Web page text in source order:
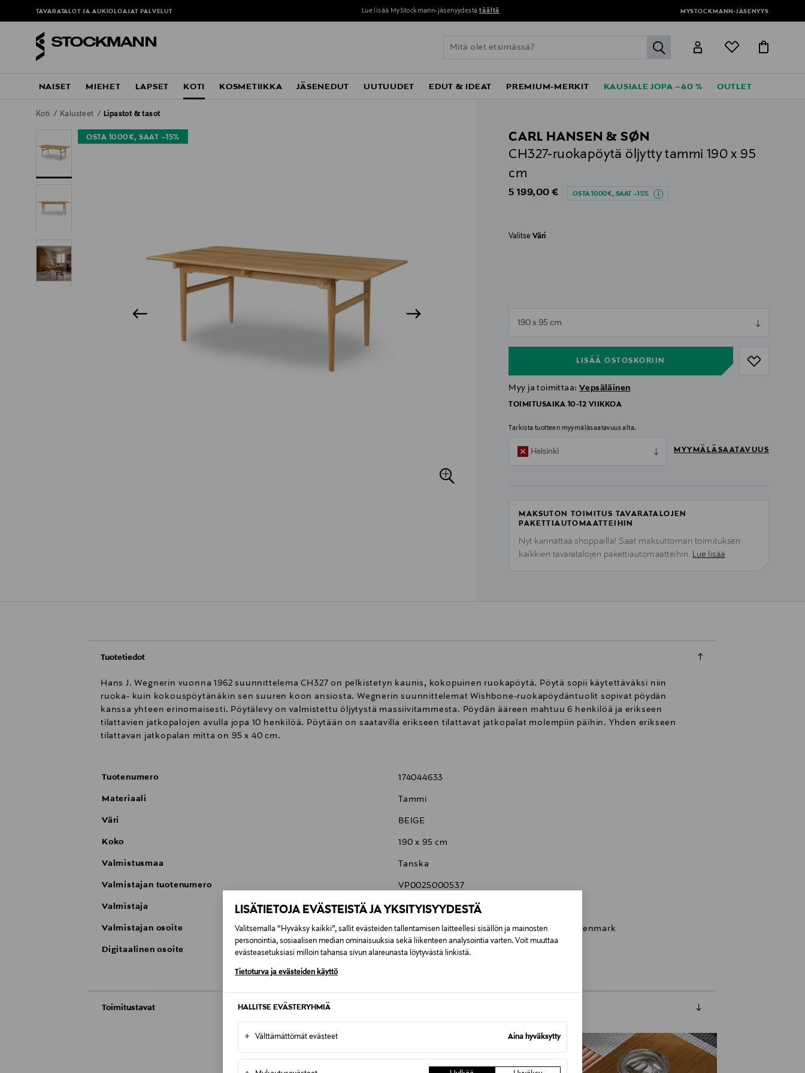
LISÄTIETOJA EVÄSTEISTÄ JA YKSITYISYYDESTÄ
Valitsemalla “Hyväksy kaikki”, sallit evästeiden tallentamisen laitteellesi sisällön ja mainosten
personointia, sosiaalisen median ominaisuuksia sekä liikenteen analysointia varten. Voit muuttaa
evästeasetuksiasi milloin tahansa sivun alareunasta löytyvästä linkistä.
Tietoturva ja evästeiden käyttö
HALLITSE EVÄSTERYHMIÄ
+ Välttämättömät evästeet Aina hyväksytty
TAVARATALOT JA AUKIOLOAJAT PALVELUT Lue lisää MyStockmann-jäsenyydestä täältä MYSTOCKMANN-JÄSENYYS
label.header.go
NAISET MIEHET LAPSET KOTI KOSMETIIKKA JÄSENEDUT UUTUUDET EDUT & IDEAT PREMIUM-MERKIT KAUSIALE JOPA –40 % OUTLET
Koti Kalusteet Lipastot & tasot
OSTA 1000€, SAAT –15%
CARL HANSEN & SØN
CH327-ruokapöytä öljytty tammi 190 x 95
cm
Original Price
5 199,00 € OSTA 1000€, SAAT –15%
ValitseVäri
190 x 95 cm
LISÄÄ OSTOSKORIIN
null
Myy ja toimittaa: Vepsäläinen
TOIMITUSAIKA 10-12 VIIKKOA
Tarkista tuotteen myymäläsaatavuus alta.
Helsinki MYYMÄLÄSAATAVUUS
MAKSUTON TOIMITUS TAVARATALOJEN
PAKETTIAUTOMAATTEIHIN
Nyt kannattaa shoppailla! Saat maksuttoman toimituksen
kaikkien tavaratalojen pakettiautomaatteihin. Lue lisää
Tuotetiedot
Hans J. Wegnerin vuonna 1962 suunnittelema CH327 on pelkistetyn kaunis, kokopuinen ruokapöytä. Pöytä sopii käytettäväksi niin
ruoka- kuin kokouspöytänäkin sen suuren koon ansiosta. Wegnerin suunnittelemat Wishbone-ruokapöydäntuolit sopivat pöydän
kanssa yhteen erinomaisesti. Pöytälevy on valmistettu öljytystä massiivitammesta. Pöydän ääreen mahtuu 6 henkilöä ja erikseen
tilattavien jatkopalojen avulla jopa 10 henkilöä. Pöytään on saatavilla erikseen tilattavat jatkopalat molempiin päihin. Yhden erikseen
tilattavan jatkopalan mitta on 95 x 40 cm.
Tuotenumero 174044633
Materiaali Tammi
Väri BEIGE
Koko 190 x 95 cm
Valmistusmaa Tanska
Valmistajan tuotenumero VP0025000537
Valmistaja Carl Hansen & Søn A/S
Valmistajan osoite H.P. Hansens Vej 4, DK-5500 Middelfart, Denmark
Digitaalinen osoite info@carlhansen.com
Toimitustavat
6,90 €